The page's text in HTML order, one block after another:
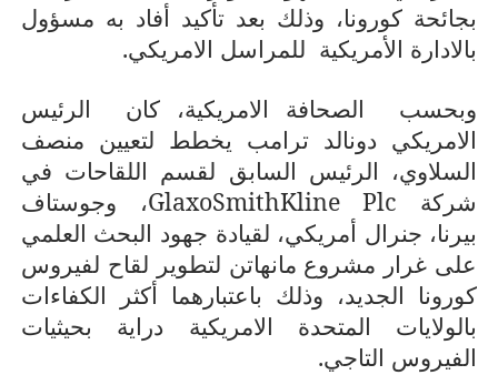
بجائحة كورونا، وذلك بعد تأكيد أفاد به مسؤول
بالادارة الأمريكية للمراسل الامريكي.
وبحسب
الصحافة الامريكية، كان
الرئيس
الامريكي دونالد ترامب يخطط لتعيين منصف
السلاوي، الرئيس السابق لقسم اللقاحات في
شركة GlaxoSmithKline Plc، وجوستاف
بيرنا، جنرال أمريكي، لقيادة جهود البحث العلمي
على غرار مشروع مانهاتن لتطوير لقاح لفيروس
كورونا الجديد، وذلك باعتبارهما أكثر الكفاءات
بالولايات المتحدة الامريكية دراية بحيثيات
الفيروس التاجي.